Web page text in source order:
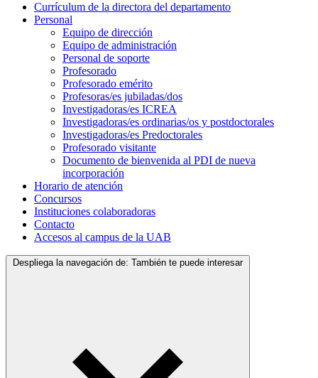
Currículum de la directora del departamento
Personal
Equipo de dirección
Equipo de administración
Personal de soporte
Profesorado
Profesorado emérito
Profesoras/es jubiladas/dos
Investigadoras/es ICREA
Investigadoras/es ordinarias/os y postdoctorales
Investigadoras/es Predoctorales
Profesorado visitante
Documento de bienvenida al PDI de nueva
incorporación
Horario de atención
Concursos
Instituciones colaboradoras
Contacto
Accesos al campus de la UAB
Despliega la navegación de: También te puede interesar